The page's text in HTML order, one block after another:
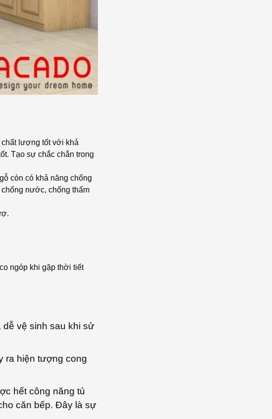
lượng tốt với khả
Tạo sự chắc chắn trong
còn có khả năng chống
nước, chống thấm
ngóp khi gặp thời tiết
dễ vệ sinh sau khi sử
ra hiện tượng cong
hết công năng tủ
căn bếp. Đây là sự